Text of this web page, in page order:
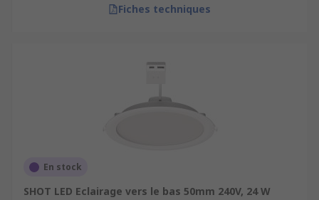
Fiches techniques
En stock
SHOT LED Eclairage vers le bas 50mm 240V, 24 W